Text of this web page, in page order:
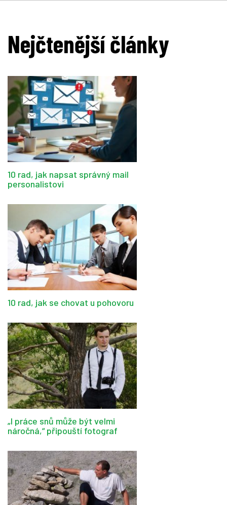
Nejčtenější články
10 rad, jak napsat správný mail
personalistovi
10 rad, jak se chovat u pohovoru
„I práce snů může být velmi
náročná,“ připouští fotograf